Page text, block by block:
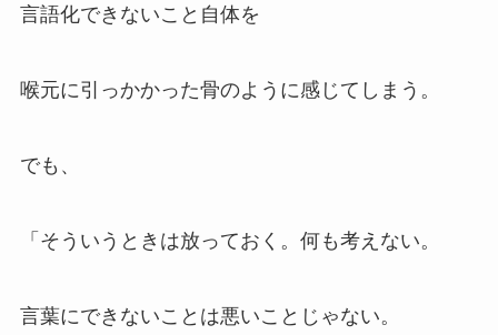
言語化できないこと自体を
喉元に引っかかった骨のように感じてしまう。
でも、
「そういうときは放っておく。何も考えない。
言葉にできないことは悪いことじゃない。